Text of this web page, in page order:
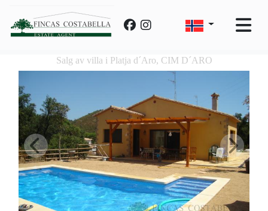
Salg av villa i Platja d´Aro, CIM D´ARO